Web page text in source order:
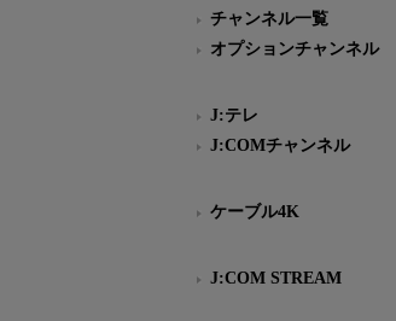
チャンネル一覧
オプションチャンネル
J:テレ
J:COMチャンネル
ケーブル4K
J:COM STREAM